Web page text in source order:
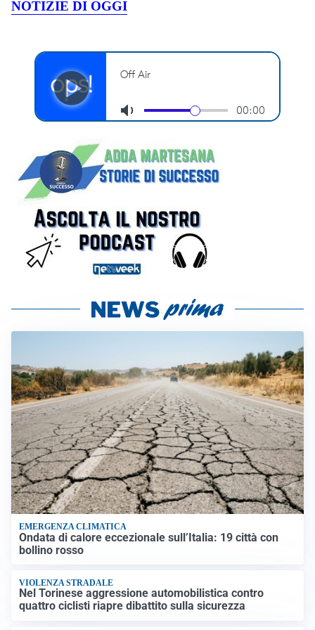
NOTIZIE DI OGGI
EMERGENZA CLIMATICA
Ondata di calore eccezionale sull’Italia: 19 città con
bollino rosso
VIOLENZA STRADALE
Nel Torinese aggressione automobilistica contro
quattro ciclisti riapre dibattito sulla sicurezza